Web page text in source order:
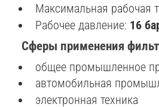
Максимальная рабочая
Рабочее давление: 16
Сферы применения
общее промышленное
автомобильная
электронная техника